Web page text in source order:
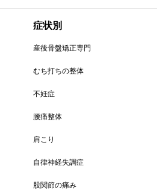
症状別
産後骨盤矯正専門
むち打ちの整体
不妊症
腰痛整体
肩こり
自律神経失調症
股関節の痛み